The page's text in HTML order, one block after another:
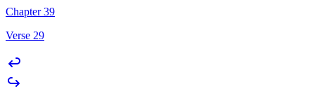
Chapter 39
Verse 29